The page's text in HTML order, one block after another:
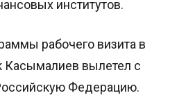
институтов.
рабочего визита в
Касымалиев вылетел с
Федерацию.